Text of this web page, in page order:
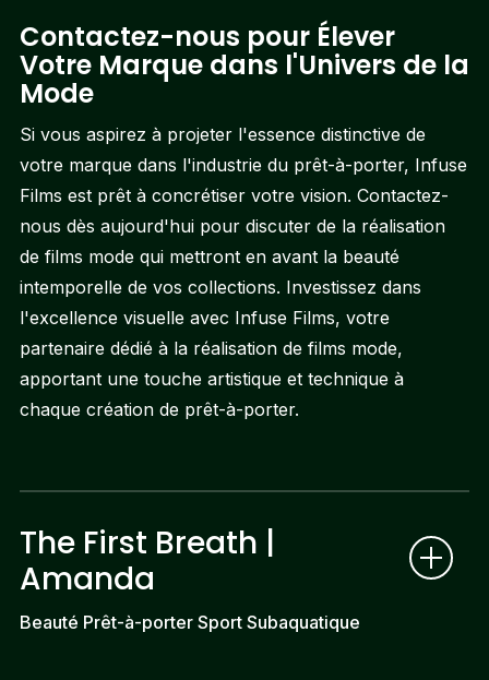
Contactez-nous pour Élever
Votre Marque dans l'Univers de la
Mode
Si vous aspirez à projeter l'essence distinctive de
votre marque dans l'industrie du prêt-à-porter, Infuse
Films est prêt à concrétiser votre vision. Contactez-
nous dès aujourd'hui pour discuter de la réalisation
de films mode qui mettront en avant la beauté
intemporelle de vos collections. Investissez dans
l'excellence visuelle avec Infuse Films, votre
partenaire dédié à la réalisation de films mode,
apportant une touche artistique et technique à
chaque création de prêt-à-porter.
The First Breath |
Amanda
Beauté Prêt-à-porter Sport Subaquatique